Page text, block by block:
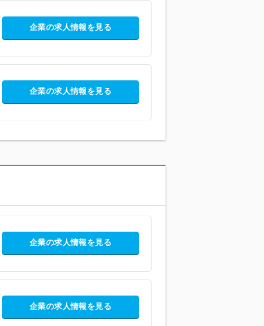
企業の求人情報を見る
企業の求人情報を見る
企業の求人情報を見る
企業の求人情報を見る